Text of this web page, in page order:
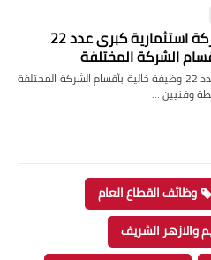
اعلان وظائف شركة استثمارية كبرى عدد 22
الشركة المختلفة
اعلان وظائف شركة استثمارية كبرى عدد 22 وظيفة خالية بأقسام الشركة المختلفة
وفنيين …
وظائف القطاع العام
والازهر الشريف